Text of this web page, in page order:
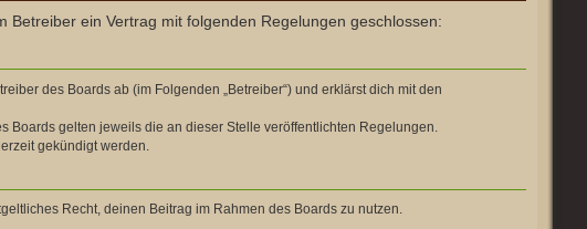
Betreiber ein Vertrag mit folgenden Regelungen geschlossen:
des Boards ab (im Folgenden „Betreiber“) und erklärst dich mit den
Boards gelten jeweils die an dieser Stelle veröffentlichten Regelungen.
gekündigt werden.
Recht, deinen Beitrag im Rahmen des Boards zu nutzen.